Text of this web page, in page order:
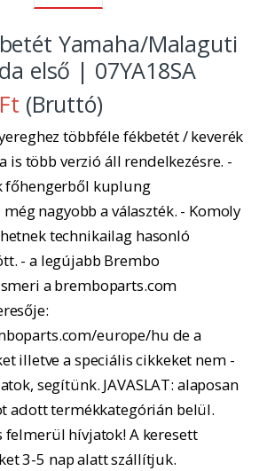
Yamaha/Malaguti
első | 07YA18SA
(Bruttó)
többféle fékbetét / keverék
is több verzió áll rendelkezésre. -
főhengerből kuplung
nagyobb a választék. - Komoly
technikailag hasonló
- a legújabb Brembo
a bremboparts.com
europe/hu de a
illetve a speciális cikkeket nem -
segítünk. JAVASLAT: alaposan
adott termékkategórián belül.
felmerül hívjatok! A keresett
3-5 nap alatt szállítjuk.